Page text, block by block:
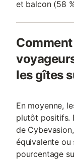
et balcon (58
les gîtes
En moyenne,
plutôt positifs.
de
équivalente ou
pourcentage